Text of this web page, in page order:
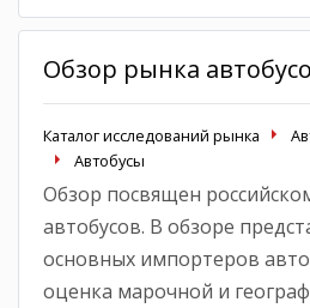
Обзор рынка
Каталог исследований рынка
Автобусы
Обзор посвящен
автобусов. В обзоре
основных импортеров
оценка марочной и